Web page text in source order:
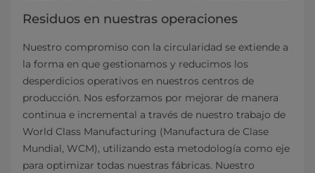
Residuos en nuestras operaciones
Nuestro compromiso con la circularidad se extiende a
la forma en que gestionamos y reducimos los
desperdicios operativos en nuestros centros de
producción. Nos esforzamos por mejorar de manera
continua e incremental a través de nuestro trabajo de
World Class Manufacturing (Manufactura de Clase
Mundial, WCM), utilizando esta metodología como eje
para optimizar todas nuestras fábricas. Nuestro